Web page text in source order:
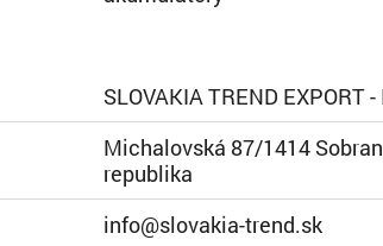
SLOVAKIA TREND EXPORT
Michalovská 87/1414
republika
info@slovakia-trend.sk